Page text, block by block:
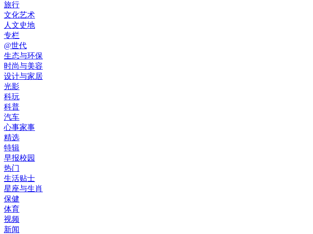
旅行
文化艺术
人文史地
专栏
@世代
生态与环保
时尚与美容
设计与家居
光影
科玩
科普
汽车
心事家事
精选
特辑
早报校园
热门
生活贴士
星座与生肖
保健
体育
视频
新闻